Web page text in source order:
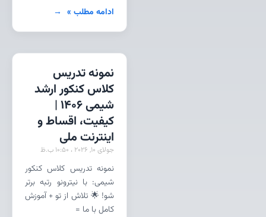
ادامه مطلب »
نمونه تدریس
کلاس کنکور ارشد
شیمی 1406 |
کیفیت، اقساط و
اینترنت ملی
جولای 10, 2026
نمونه تدریس کلاس کنکور
شیمی: با نیترونو رتبه برتر
شو! 🌟 تلاش از تو + آموزش
کامل با ما =